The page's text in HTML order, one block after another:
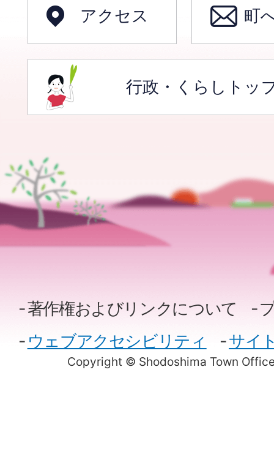
アクセス 町
行政・くらしトッ
Copyright © Shodoshima Town
著作権およびリンクについて
ウェブアクセシビリティ
サイ